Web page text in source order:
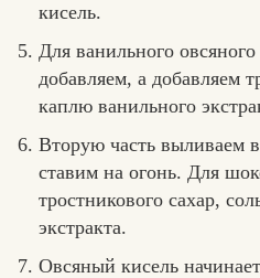
кисель.
Для ванильного
добавляем, а добавляем
каплю ванильного
Вторую часть выливаем
ставим на огонь. Для
тростникового сахар,
экстракта.
Овсяный кисель